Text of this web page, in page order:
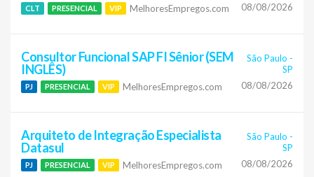
CLT PRESENCIAL VIP MelhoresEmpregos.com
08/08/2026
Consultor Funcional SAP FI Sênior (SEM
INGLÊS)
PJ PRESENCIAL VIP MelhoresEmpregos.com
São Paulo -
SP
08/08/2026
Arquiteto de Integração Especialista
Datasul
PJ PRESENCIAL VIP MelhoresEmpregos.com
São Paulo -
SP
08/08/2026